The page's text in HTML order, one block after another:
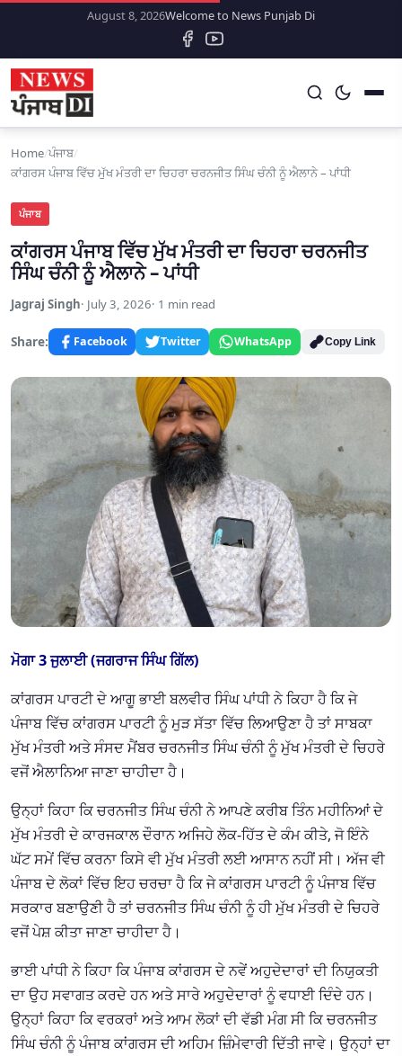
August 8, 2026Welcome to News Punjab Di
Home/ਪੰਜਾਬ/
ਕਾਂਗਰਸ ਪੰਜਾਬ ਵਿੱਚ ਮੁੱਖ ਮੰਤਰੀ ਦਾ ਚਿਹਰਾ ਚਰਨਜੀਤ ਸਿੰਘ ਚੰਨੀ ਨੂੰ ਐਲਾਨੇ – ਪਾਂਧੀ
ਪੰਜਾਬ
ਕਾਂਗਰਸ ਪੰਜਾਬ ਵਿੱਚ ਮੁੱਖ ਮੰਤਰੀ ਦਾ ਚਿਹਰਾ ਚਰਨਜੀਤ
ਸਿੰਘ ਚੰਨੀ ਨੂੰ ਐਲਾਨੇ – ਪਾਂਧੀ
Jagraj Singh July 3, 2026 1 min read
Share: Facebook Twitter WhatsApp Copy Link
ਮੋਗਾ 3 ਜੁਲਾਈ (ਜਗਰਾਜ ਸਿੰਘ ਗਿੱਲ)
ਕਾਂਗਰਸ ਪਾਰਟੀ ਦੇ ਆਗੂ ਭਾਈ ਬਲਵੀਰ ਸਿੰਘ ਪਾਂਧੀ ਨੇ ਕਿਹਾ ਹੈ ਕਿ ਜੇ
ਪੰਜਾਬ ਵਿੱਚ ਕਾਂਗਰਸ ਪਾਰਟੀ ਨੂੰ ਮੁੜ ਸੱਤਾ ਵਿੱਚ ਲਿਆਉਣਾ ਹੈ ਤਾਂ ਸਾਬਕਾ
ਮੁੱਖ ਮੰਤਰੀ ਅਤੇ ਸੰਸਦ ਮੈਂਬਰ ਚਰਨਜੀਤ ਸਿੰਘ ਚੰਨੀ ਨੂੰ ਮੁੱਖ ਮੰਤਰੀ ਦੇ ਚਿਹਰੇ
ਵਜੋਂ ਐਲਾਨਿਆ ਜਾਣਾ ਚਾਹੀਦਾ ਹੈ।
ਉਨ੍ਹਾਂ ਕਿਹਾ ਕਿ ਚਰਨਜੀਤ ਸਿੰਘ ਚੰਨੀ ਨੇ ਆਪਣੇ ਕਰੀਬ ਤਿੰਨ ਮਹੀਨਿਆਂ ਦੇ
ਮੁੱਖ ਮੰਤਰੀ ਦੇ ਕਾਰਜਕਾਲ ਦੌਰਾਨ ਅਜਿਹੇ ਲੋਕ-ਹਿੱਤ ਦੇ ਕੰਮ ਕੀਤੇ, ਜੋ ਇੰਨੇ
ਘੱਟ ਸਮੇਂ ਵਿੱਚ ਕਰਨਾ ਕਿਸੇ ਵੀ ਮੁੱਖ ਮੰਤਰੀ ਲਈ ਆਸਾਨ ਨਹੀਂ ਸੀ। ਅੱਜ ਵੀ
ਪੰਜਾਬ ਦੇ ਲੋਕਾਂ ਵਿੱਚ ਇਹ ਚਰਚਾ ਹੈ ਕਿ ਜੇ ਕਾਂਗਰਸ ਪਾਰਟੀ ਨੂੰ ਪੰਜਾਬ ਵਿੱਚ
ਸਰਕਾਰ ਬਣਾਉਣੀ ਹੈ ਤਾਂ ਚਰਨਜੀਤ ਸਿੰਘ ਚੰਨੀ ਨੂੰ ਹੀ ਮੁੱਖ ਮੰਤਰੀ ਦੇ ਚਿਹਰੇ
ਵਜੋਂ ਪੇਸ਼ ਕੀਤਾ ਜਾਣਾ ਚਾਹੀਦਾ ਹੈ।
ਭਾਈ ਪਾਂਧੀ ਨੇ ਕਿਹਾ ਕਿ ਪੰਜਾਬ ਕਾਂਗਰਸ ਦੇ ਨਵੇਂ ਅਹੁਦੇਦਾਰਾਂ ਦੀ ਨਿਯੁਕਤੀ
ਦਾ ਉਹ ਸਵਾਗਤ ਕਰਦੇ ਹਨ ਅਤੇ ਸਾਰੇ ਅਹੁਦੇਦਾਰਾਂ ਨੂੰ ਵਧਾਈ ਦਿੰਦੇ ਹਨ।
ਉਨ੍ਹਾਂ ਕਿਹਾ ਕਿ ਵਰਕਰਾਂ ਅਤੇ ਆਮ ਲੋਕਾਂ ਦੀ ਵੱਡੀ ਮੰਗ ਸੀ ਕਿ ਚਰਨਜੀਤ
ਸਿੰਘ ਚੰਨੀ ਨੂੰ ਪੰਜਾਬ ਕਾਂਗਰਸ ਦੀ ਅਹਿਮ ਜ਼ਿੰਮੇਵਾਰੀ ਦਿੱਤੀ ਜਾਵੇ। ਉਨ੍ਹਾਂ ਦਾ